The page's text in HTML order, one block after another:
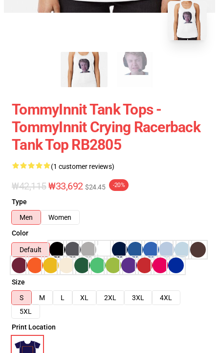
TommyInnit Tank Tops -
TommyInnit Crying Racerback
Tank Top RB2805
(1 customer reviews)
₩42,115₩33,692 $24.45 -20%
Type
Men
Women
Color
Default
Size
S
M L XL 2XL 3XL
4XL
5XL
Print Location